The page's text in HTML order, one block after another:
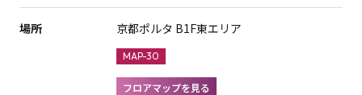
場所 京都ポルタ B1F東エリア
MAP-30
フロアマップを見る